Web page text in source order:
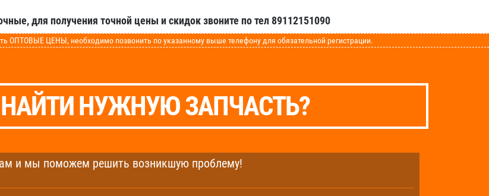
для получения точной цены и скидок звоните по тел 89112151090
ЦЕНЫ, необходимо позвонить по указанному выше телефону для обязательной регистрации.
НУЖНУЮ ЗАПЧАСТЬ?
и мы поможем решить возникшую проблему!